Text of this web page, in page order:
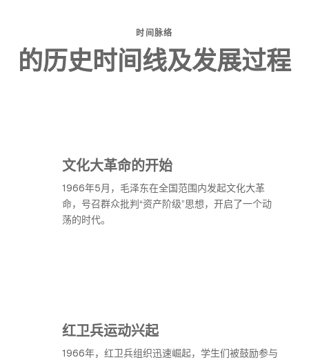
时间脉络
的历史时间线及发展过程
文化大革命的开始
1966年5月，毛泽东在全国范围内发起文化大革
命，号召群众批判“资产阶级”思想，开启了一个动
荡的时代。
红卫兵运动兴起
1966年，红卫兵组织迅速崛起，学生们被鼓励参与